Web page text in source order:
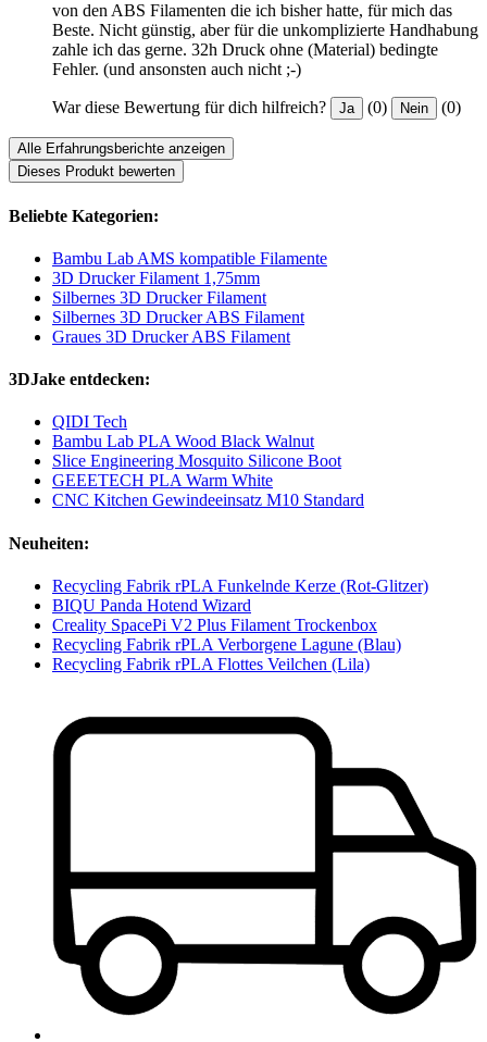
von den ABS Filamenten die ich bisher hatte, für mich das
Beste. Nicht günstig, aber für die unkomplizierte Handhabung
zahle ich das gerne. 32h Druck ohne (Material) bedingte
Fehler. (und ansonsten auch nicht ;-)
War diese Bewertung für dich hilfreich? Ja (0) Nein (0)
Alle Erfahrungsberichte anzeigen
Dieses Produkt bewerten
Beliebte Kategorien:
Bambu Lab AMS kompatible Filamente
3D Drucker Filament 1,75mm
Silbernes 3D Drucker Filament
Silbernes 3D Drucker ABS Filament
Graues 3D Drucker ABS Filament
3DJake entdecken:
QIDI Tech
Bambu Lab PLA Wood Black Walnut
Slice Engineering Mosquito Silicone Boot
GEEETECH PLA Warm White
CNC Kitchen Gewindeeinsatz M10 Standard
Neuheiten:
Recycling Fabrik rPLA Funkelnde Kerze (Rot-Glitzer)
BIQU Panda Hotend Wizard
Creality SpacePi V2 Plus Filament Trockenbox
Recycling Fabrik rPLA Verborgene Lagune (Blau)
Recycling Fabrik rPLA Flottes Veilchen (Lila)